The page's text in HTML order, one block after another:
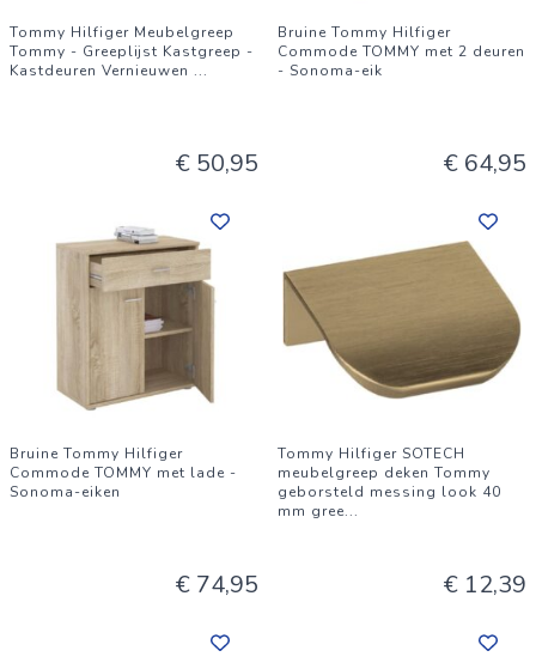
Tommy Hilfiger Meubelgreep
Tommy - Greeplijst Kastgreep -
Kastdeuren Vernieuwen ...
€ 50,95
Bruine Tommy Hilfiger
Commode TOMMY met 2 deuren
- Sonoma-eik
€ 64,95
Bruine Tommy Hilfiger
Commode TOMMY met lade -
Sonoma-eiken
€ 74,95
Tommy Hilfiger SOTECH
meubelgreep deken Tommy
geborsteld messing look 40
mm gree...
€ 12,39